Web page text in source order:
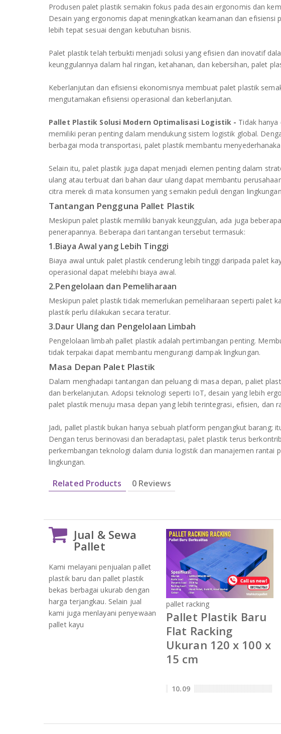
Produsen palet plastik semakin fokus pada desain ergonomis dan
Desain yang ergonomis dapat meningkatkan keamanan dan
lebih tepat sesuai dengan kebutuhan bisnis.
Palet plastik telah terbukti menjadi solusi yang efisien dan inovatif
keunggulannya dalam hal ringan, ketahanan, dan kebersihan, palet
Keberlanjutan dan efisiensi ekonomisnya membuat palet plastik
mengutamakan efisiensi operasional dan keberlanjutan.
Pallet Plastik Solusi Modern Optimalisasi Logistik - Tidak
memiliki peran penting dalam mendukung sistem logistik global.
berbagai moda transportasi, palet plastik membantu
Selain itu, palet plastik juga dapat menjadi elemen penting dalam
ulang atau terbuat dari bahan daur ulang dapat membantu
citra merek di mata konsumen yang semakin peduli dengan
Tantangan Pengguna Pallet Plastik
Meskipun palet plastik memiliki banyak keunggulan, ada juga
penerapannya. Beberapa dari tantangan tersebut termasuk:
1.Biaya Awal yang Lebih Tinggi
Biaya awal untuk palet plastik cenderung lebih tinggi daripada palet
operasional dapat melebihi biaya awal.
2.Pengelolaan dan Pemeliharaan
Meskipun palet plastik tidak memerlukan pemeliharaan seperti palet
plastik perlu dilakukan secara teratur.
3.Daur Ulang dan Pengelolaan Limbah
Pengelolaan limbah pallet plastik adalah pertimbangan penting.
tidak terpakai dapat membantu mengurangi dampak lingkungan.
Masa Depan Palet Plastik
Dalam menghadapi tantangan dan peluang di masa depan, paliet
dan berkelanjutan. Adopsi teknologi seperti IoT, desain yang lebih
palet plastik menuju masa depan yang lebih terintegrasi, efisien, dan
Jadi, pallet plastik bukan hanya sebuah platform pengangkut barang;
Dengan terus berinovasi dan beradaptasi, palet plastik terus
perkembangan teknologi dalam dunia logistik dan manajemen rantai
lingkungan.
Related Products 0 Reviews
Jual & Sewa
Pallet
Kami melayani penjualan pallet
plastik baru dan pallet plastik
bekas berbagai ukurab dengan
harga terjangkau. Selain jual
kami juga menlayani penyewaan
pallet kayu
pallet racking
Pallet Plastik Baru
Flat Racking
Ukuran 120 x 100 x
15 cm
10.09